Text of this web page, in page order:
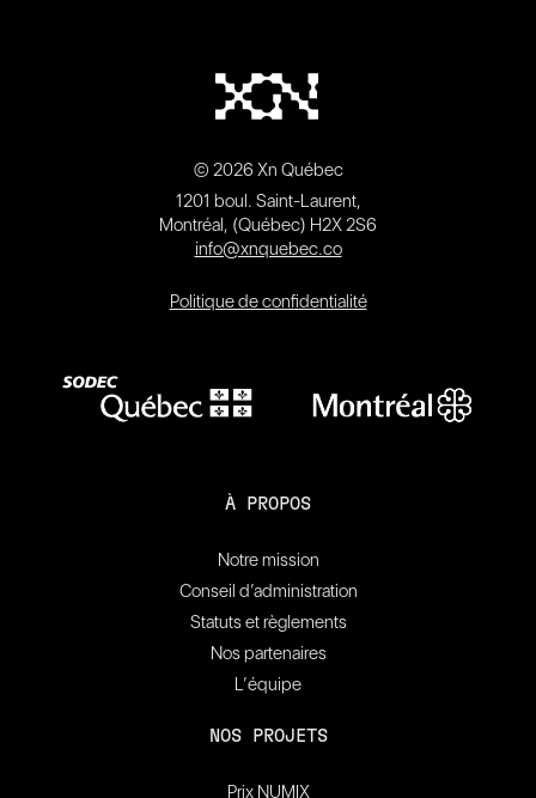
© 2026 Xn Québec
1201 boul. Saint-Laurent,
Montréal, (Québec) H2X 2S6
info@xnquebec.co
Politique de confidentialité
À PROPOS
Notre mission
Conseil d’administration
Statuts et règlements
Nos partenaires
L’équipe
NOS PROJETS
Prix NUMIX